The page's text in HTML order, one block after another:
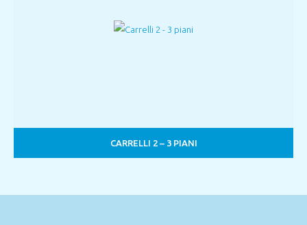
CARRELLI 2 – 3 PIANI